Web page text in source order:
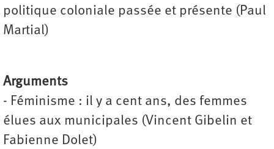
politique coloniale passée et présente (Paul
Martial)
Arguments
- Féminisme : il y a cent ans, des femmes
élues aux municipales (Vincent Gibelin et
Fabienne Dolet)